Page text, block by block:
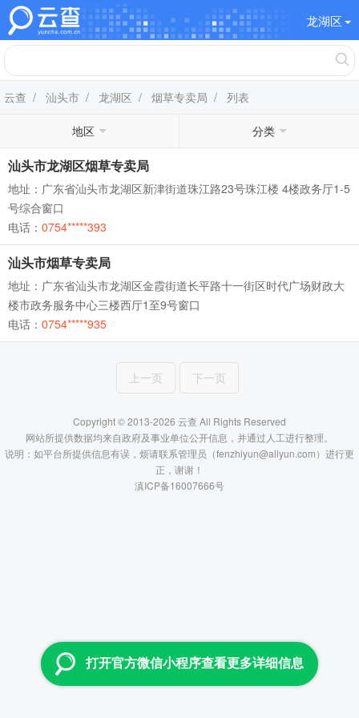
龙湖区
云查 / 汕头市 / 龙湖区 / 烟草专卖局 / 列表
地区 分类
汕头市龙湖区烟草专卖局
地址：广东省汕头市龙湖区新津街道珠江路23号珠江楼 4楼政务厅1-5
号综合窗口
电话： 0754*****393
汕头市烟草专卖局
地址：广东省汕头市龙湖区金霞街道长平路十一街区时代广场财政大
楼市政务服务中心三楼西厅1至9号窗口
电话： 0754*****935
上一页 下一页
Copyright © 2013-2026 云查 All Rights Reserved
网站所提供数据均来自政府及事业单位公开信息，并通过人工进行整理。
说明：如平台所提供信息有误，烦请联系管理员（fenzhiyun@aliyun.com）进行更
正，谢谢！
滇ICP备16007666号
打开官方微信小程序查看更多详细信息